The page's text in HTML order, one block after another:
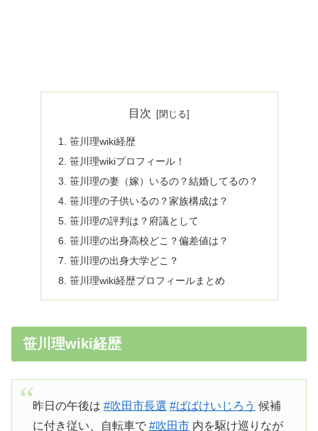
目次
笹川理wiki経歴
笹川理wikiプロフィール！
笹川理の妻（嫁）いるの？結婚してるの？
笹川理の子供いるの？家族構成は？
笹川理の評判は？府議として
笹川理の出身高校どこ？偏差値は？
笹川理の出身大学どこ？
笹川理wiki経歴プロフィールまとめ
笹川理wiki経歴
昨日の午後は #吹田市長選 #ばばけいじろう 候補
に付き従い、自転車で #吹田市内を駆け巡りなが